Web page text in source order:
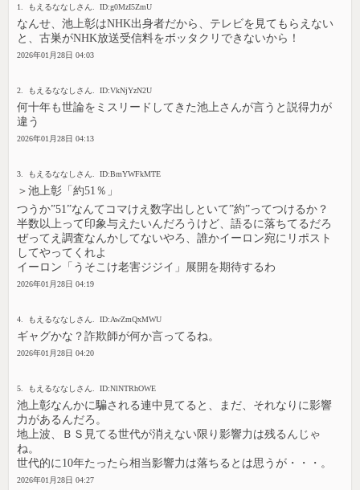
1. もえるななしさん. ID:g0MzI5ZmU
なんせ、池上彰はNHK出身者だから、テレビを見てもらえない
と、古巣がNHK放送受信料をボッタクリできないから！
2026年01月28日 04:03
2. もえるななしさん. ID:VkNjYzN2U
何十年も世論をミスリードしてきた池上さんが言うと説得力が
違う
2026年01月28日 04:13
3. もえるななしさん. ID:BmYWFkMTE
＞池上彰「約51％」
つうか”51”なんてコマけえ数字出しといて”約”ってつけるか？
半数以上って印象与えたいんだろうけど、語るに落ちてるだろ
ぜってえ調査なんかしてないやろ、誰かイーロン宛にリポスト
してやってくれよ
イーロン「うそこけ老害ジジイ」展開を期待するわ
2026年01月28日 04:19
4. もえるななしさん. ID:AwZmQxMWU
ギャグかな？詐欺師が何か言ってるね。
2026年01月28日 04:20
5. もえるななしさん. ID:NlNTRhOWE
池上彰なんかに騙される連中見てると、まだ、それなりに影響
力があるんだろ。
地上波、ＢＳ見てる世代が消えない限り影響力は残るんじゃ
ね。
世代的に10年たったら相当影響力は落ちるとは思うが・・・。
2026年01月28日 04:27